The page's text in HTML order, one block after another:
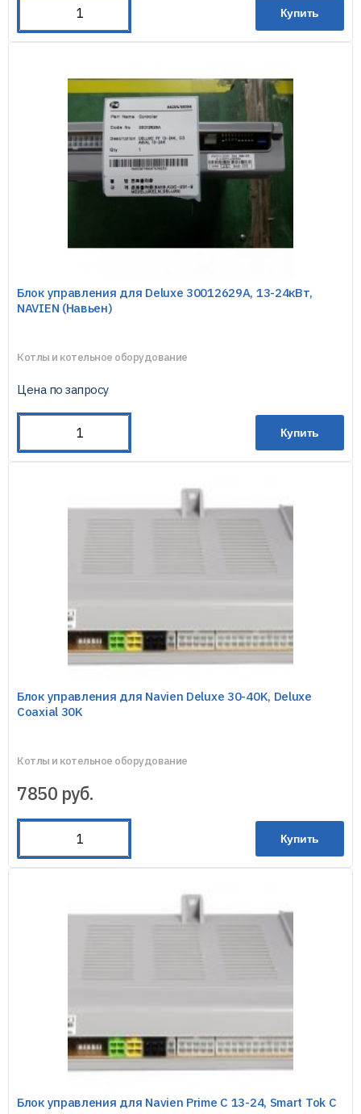
Купить
Блок управления для Deluxe 30012629A, 13-24кВт,
NAVIEN (Навьен)
Котлы и котельное оборудование
Цена по запросу
Купить
Блок управления для Navien Deluxe 30-40K, Deluxe
Coaxial 30K
Котлы и котельное оборудование
7850 руб.
Купить
Блок управления для Navien Prime C 13-24, Smart Tok C